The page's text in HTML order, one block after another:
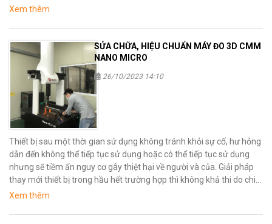
phí cho việc mua mới thiết bị là rất cao, vì vậy phương án hữu hiệu
Xem thêm
SỬA CHỮA, HIỆU CHUẨN MÁY ĐO 3D CMM
NANO MICRO
26/10/2023 14:10
Thiết bị sau một thời gian sử dụng không tránh khỏi sự cố, hư hỏng
dẫn đến không thể tiếp tục sử dụng hoặc có thể tiếp tục sử dụng
nhưng sẽ tiềm ẩn nguy cơ gây thiệt hại về người và của. Giải pháp
thay mới thiết bị trong hầu hết trường hợp thì không khả thi do chi
phí cho việc mua mới thiết bị là rất cao, vì vậy phương án hữu hiệu
Xem thêm